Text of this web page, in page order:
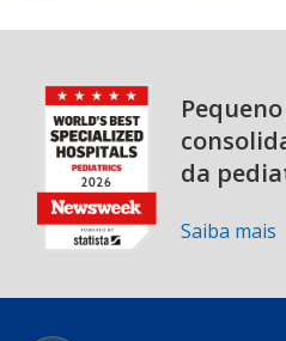
da
Saiba mais